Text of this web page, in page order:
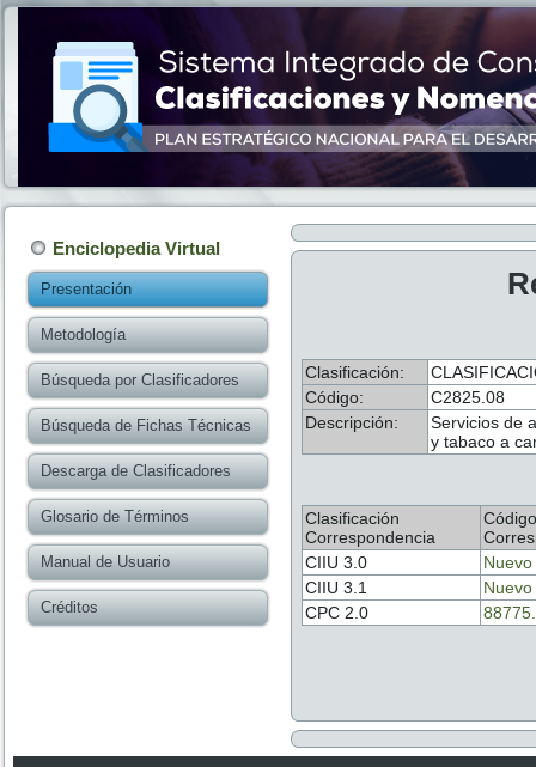
Enciclopedia Virtual
Presentación
Metodología
Búsqueda por Clasificadores
Búsqueda de Fichas Técnicas
Descarga de Clasificadores
Glosario de Términos
Manual de Usuario
Créditos
Clasificación:
Código:
C2825.08
Descripción:
Servicios de
y tabaco a
Clasificación
Correspondencia
Código
CIIU 3.0
Nuevo
CIIU 3.1
Nuevo
CPC 2.0